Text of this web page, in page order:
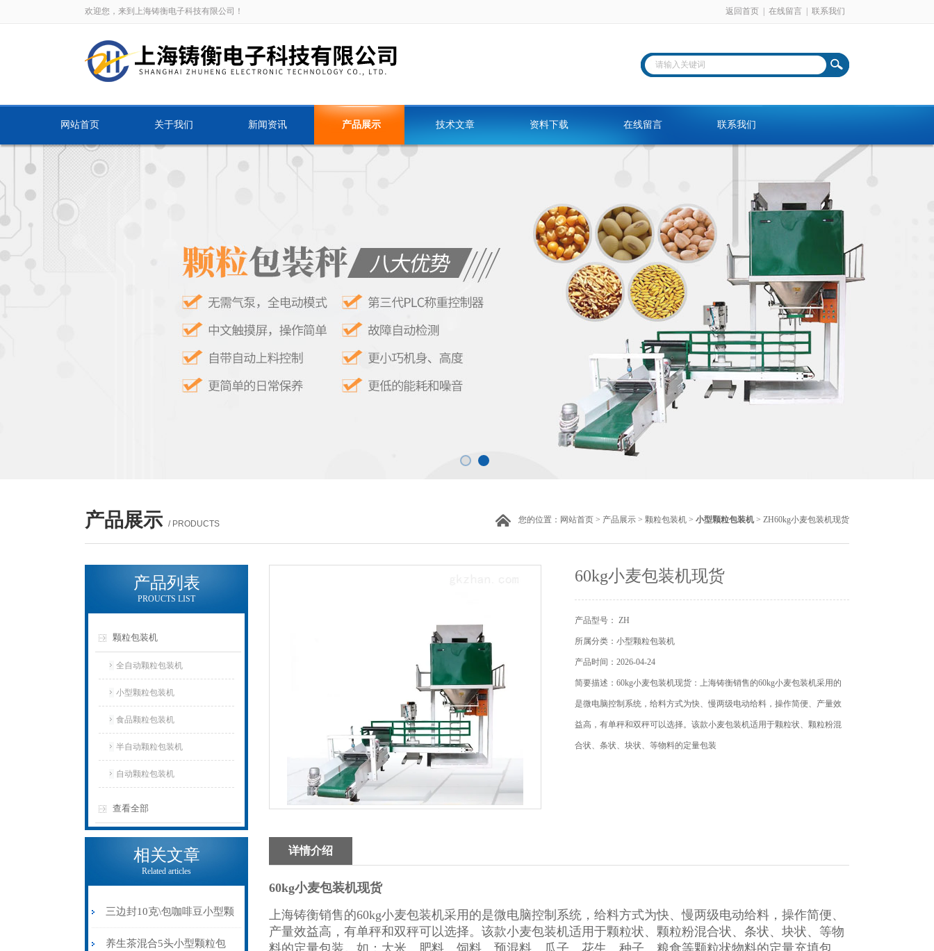
欢迎您，来到上海铸衡电子科技有限公司！ 返回首页 在线留言 联系我们
网站首页 关于我们 新闻资讯 产品展示 技术文章 资料下载 在线留言 联系我们
产品展示 / PRODUCTS 您的位置： 网站首页 > 产品展示 > 颗粒包装机 > 小型颗粒包装机 > ZH60kg小麦包装机现货
产品列表
PROUCTS LIST
颗粒包装机
全自动颗粒包装机
小型颗粒包装机
食品颗粒包装机
半自动颗粒包装机
自动颗粒包装机
查看全部
相关文章
Related articles
三边封10克\包咖啡豆小型颗
粒包装机多少钱
养生茶混合5头小型颗粒包
60kg小麦包装机现货
产品型号： ZH
所属分类：小型颗粒包装机
产品时间：2026-04-24
简要描述：60kg小麦包装机现货：上海铸衡销售的60kg小麦包装机​采用的
是微电脑控制系统，给料方式为快、慢两级电动给料，操作简便、产量效
益高，有单秤和双秤可以选择。该款小麦包装机适用于颗粒状、颗粒粉混
合状、条状、块状、等物料的定量包装
详情介绍
60kg小麦包装机现货
上海铸衡销售的60kg小麦包装机采用的是微电脑控制系统，给料方式为快、慢两级电动给料，操作简便、
产量效益高，有单秤和双秤可以选择。该款小麦包装机适用于颗粒状、颗粒粉混合状、条状、块状、等物
料的定量包装。如：大米、肥料、饲料、预混料、瓜子、花生、种子、粮食等颗粒状物料的定量充填包